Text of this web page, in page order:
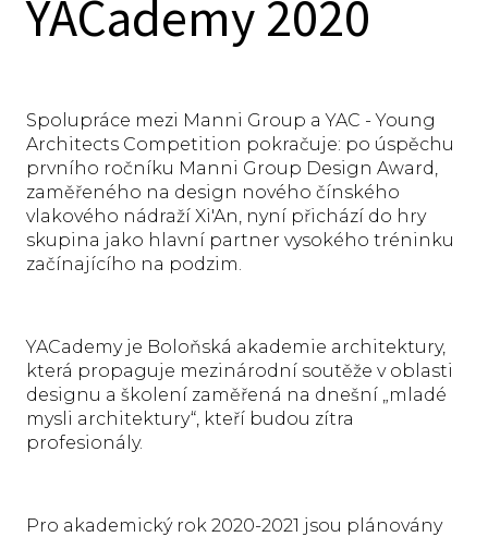
YACademy 2020
Spolupráce mezi Manni Group a YAC - Young
Architects Competition pokračuje: po úspěchu
prvního ročníku Manni Group Design Award,
zaměřeného na design nového čínského
vlakového nádraží Xi'An, nyní přichází do hry
skupina jako hlavní partner vysokého tréninku
začínajícího na podzim.
YACademy je Boloňská akademie architektury,
která propaguje mezinárodní soutěže v oblasti
designu a školení zaměřená na dnešní „mladé
mysli architektury“, kteří budou zítra
profesionály.
Pro akademický rok 2020-2021 jsou plánovány